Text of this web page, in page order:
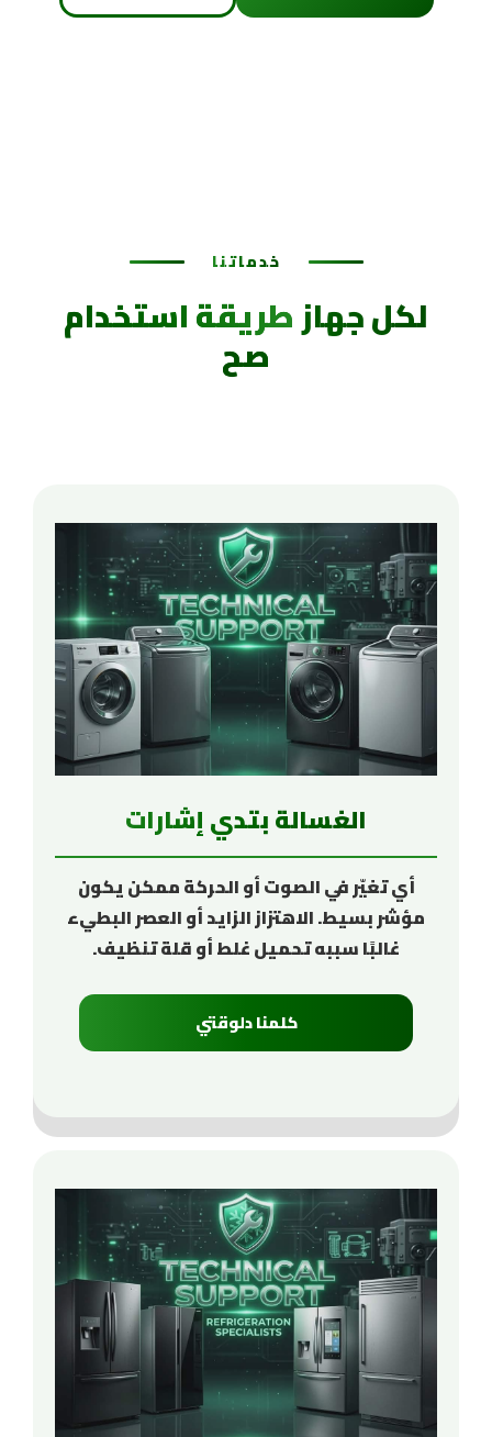
خدماتنا
لكل جهازطريقة استخدام
صح
الغسالة بتدي إشارات
أي تغيّر في الصوت أو الحركة ممكن يكون
مؤشر بسيط. الاهتزاز الزايد أو العصر البطيء
غالبًا سببه تحميل غلط أو قلة تنظيف.
كلمنا دلوقتي